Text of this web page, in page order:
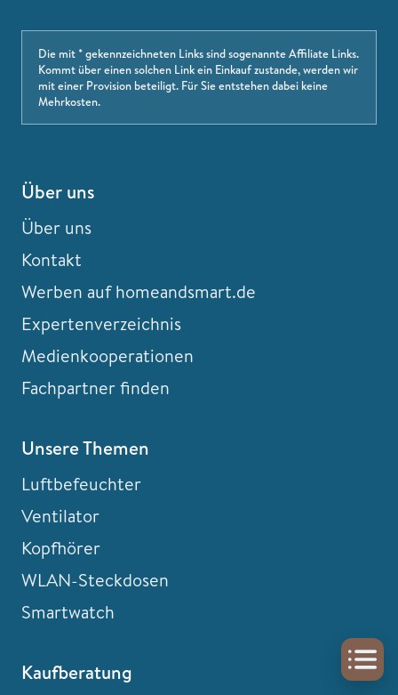
Die mit * gekennzeichneten Links sind sogenannte Affiliate Links.
Kommt über einen solchen Link ein Einkauf zustande, werden wir
mit einer Provision beteiligt. Für Sie entstehen dabei keine
Mehrkosten.
Über uns
Über uns
Kontakt
Werben auf homeandsmart.de
Expertenverzeichnis
Medienkooperationen
Fachpartner finden
Unsere Themen
Luftbefeuchter
Ventilator
Kopfhörer
WLAN-Steckdosen
Smartwatch
Kaufberatung